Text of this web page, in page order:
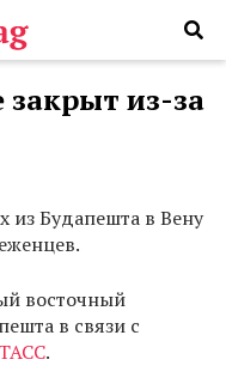
закрыт из-за
из Будапешта в Вену
восточный
в связи с
ТАСС.